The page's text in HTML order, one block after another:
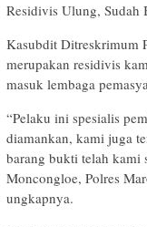
Residivis Ulung, Sudah
Kasubdit Ditreskrimum
merupakan residivis
masuk lembaga
“Pelaku ini spesialis
diamankan, kami juga
barang bukti telah kami
Moncongloe, Polres
ungkapnya.